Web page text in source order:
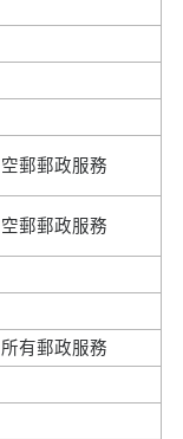
空郵郵政服務
空郵郵政服務
所有郵政服務